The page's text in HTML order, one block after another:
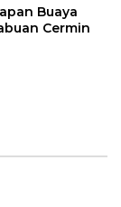
Buaya
Cermin